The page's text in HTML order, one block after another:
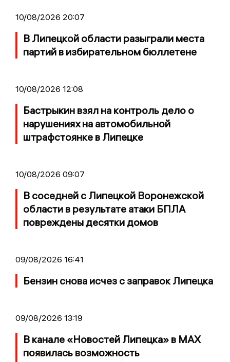
10/08/2026 20:07
В Липецкой области разыграли места
партий в избирательном бюллетене
10/08/2026 12:08
Бастрыкин взял на контроль дело о
нарушениях на автомобильной
штрафстоянке в Липецке
10/08/2026 09:07
В соседней с Липецкой Воронежской
области в результате атаки БПЛА
повреждены десятки домов
09/08/2026 16:41
Бензин снова исчез с заправок Липецка
09/08/2026 13:19
В канале «Новостей Липецка» в MAX
появилась возможность